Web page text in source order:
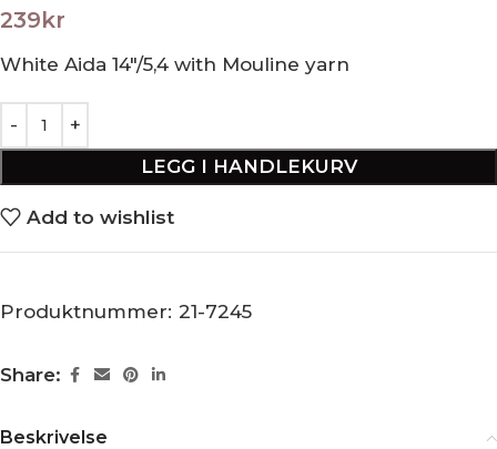
239kr
White Aida 14″/5,4 with Mouline yarn
LEGG I HANDLEKURV
Add to wishlist
Produktnummer: 21-7245
Share:
Beskrivelse